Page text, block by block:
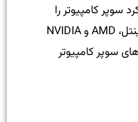
سوپر کامپیوتر را
بهبود بخشند. شرکت‌هایی مانند اینتل، AMD و NVIDIA
سوپر کامپیوتر